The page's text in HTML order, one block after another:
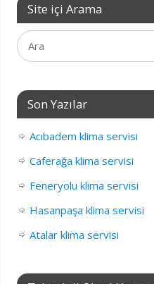
Site içi Arama
Son Yazılar
Acıbadem klima servisi
Caferağa klima servisi
Feneryolu klima servisi
Hasanpaşa klima servisi
Atalar klima servisi